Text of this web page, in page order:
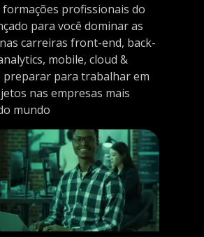
formações profissionais do
para você dominar as
carreiras front-end, back-
mobile, cloud &
preparar para trabalhar em
nas empresas mais
mundo